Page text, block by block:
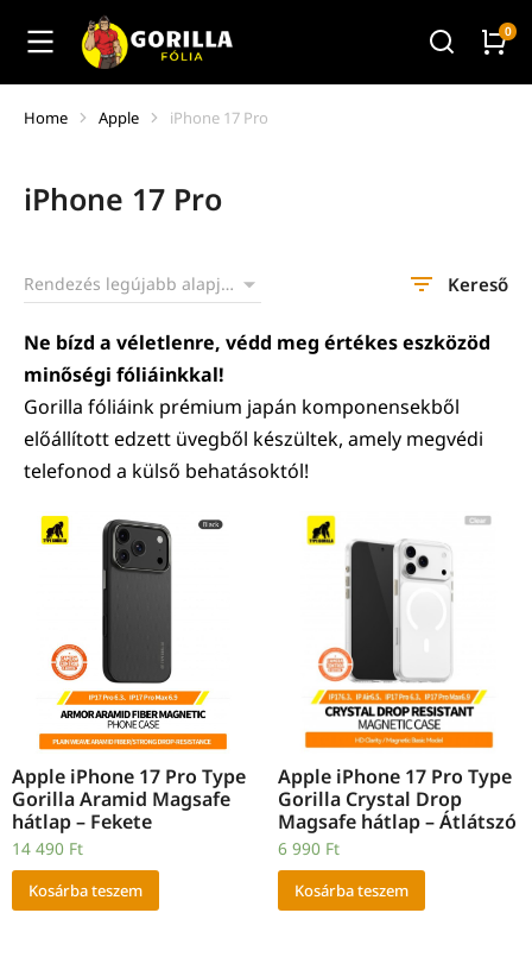
You are here:
Home Apple iPhone 17 Pro
iPhone 17 Pro
Kereső
Ne bízd a véletlenre, védd meg értékes eszközöd
minőségi fóliáinkkal!
Gorilla fóliáink prémium japán komponensekből
előállított edzett üvegből készültek, amely megvédi
telefonod a külső behatásoktól!
Apple iPhone 17 Pro Type
Gorilla Aramid Magsafe
hátlap – Fekete
14 490 Ft
Kosárba teszem
Apple iPhone 17 Pro Type
Gorilla Crystal Drop
Magsafe hátlap – Átlátszó
6 990 Ft
Kosárba teszem